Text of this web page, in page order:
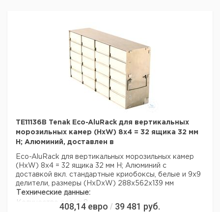
TE11136B Tenak Eco-AluRack для вертикальных
морозильных камер (HxW) 8x4 = 32 ящика 32 мм
H; Алюминий, доставлен в
Eco-AluRack для вертикальных морозильных камер
(HxW) 8x4 = 32 ящика 32 мм H; Алюминий с
доставкой вкл. стандартные криобоксы, белые и 9x9
делители, размеры (HxDxW) 288x562x139 мм
Технические данные:
Количество рядов:
8
408,14 евро / 39 481 руб.